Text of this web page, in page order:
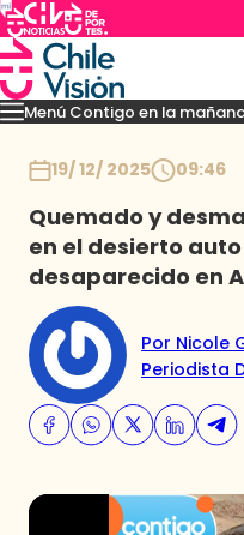
Menú Contigo en la
MomentosReportajes
19/ 12/ 2025 09:46
Quemado y
en el desierto
desaparecido en
Por Nicole
Periodista
Imperdibles